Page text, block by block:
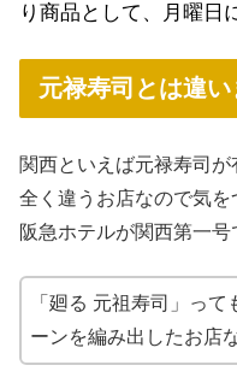
り商品として、月曜日
元禄寿司とは違い
関西といえば元禄寿司が
全く違うお店なので気
阪急ホテルが関西第一号
「廻る 元祖寿司」っ
ーンを編み出したお店